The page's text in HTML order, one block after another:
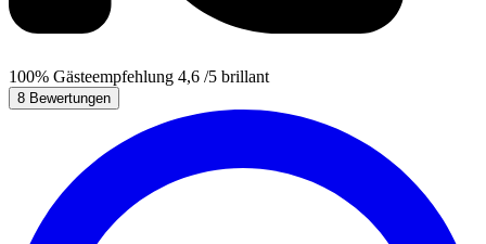
100% Gästeempfehlung 4,6 /5 brillant
8 Bewertungen